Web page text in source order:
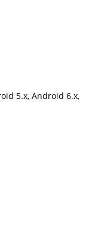
5.x, Android 6.x,